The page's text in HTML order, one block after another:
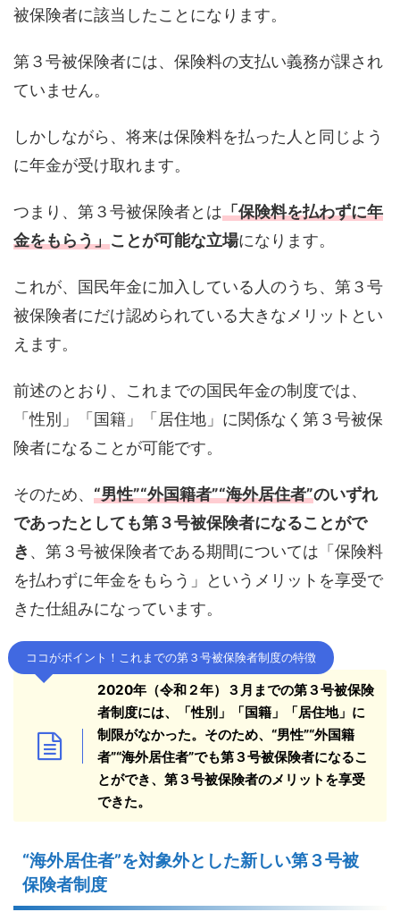
被保険者に該当したことになります。
第３号被保険者には、保険料の支払い義務が課され
ていません。
しかしながら、将来は保険料を払った人と同じよう
に年金が受け取れます。
つまり、第３号被保険者とは「保険料を払わずに年
金をもらう」ことが可能な立場になります。
これが、国民年金に加入している人のうち、第３号
被保険者にだけ認められている大きなメリットとい
えます。
前述のとおり、これまでの国民年金の制度では、
「性別」「国籍」「居住地」に関係なく第３号被保
険者になることが可能です。
そのため、 “男性”“外国籍者”“海外居住者”のいずれ
であったとしても第３号被保険者になることがで
き 、第３号被保険者である期間については「保険料
を払わずに年金をもらう」というメリットを享受で
きた仕組みになっています。
ココがポイント！これまでの第３号被保険者制度の特徴
2020年（令和２年）３月までの第３号被保険
者制度には、「性別」「国籍」「居住地」に
制限がなかった。そのため、“男性”“外国籍
者”“海外居住者”でも第３号被保険者になるこ
とができ、第３号被保険者のメリットを享受
できた。
“海外居住者”を対象外とした新しい第３号被
保険者制度